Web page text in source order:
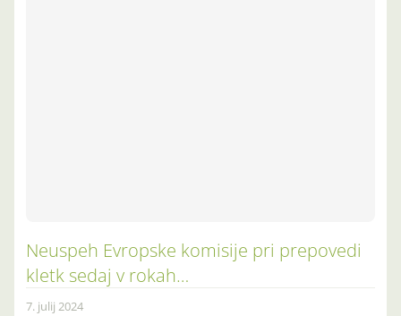
Neuspeh Evropske komisije pri prepovedi
kletk sedaj v rokah…
7. julij 2024